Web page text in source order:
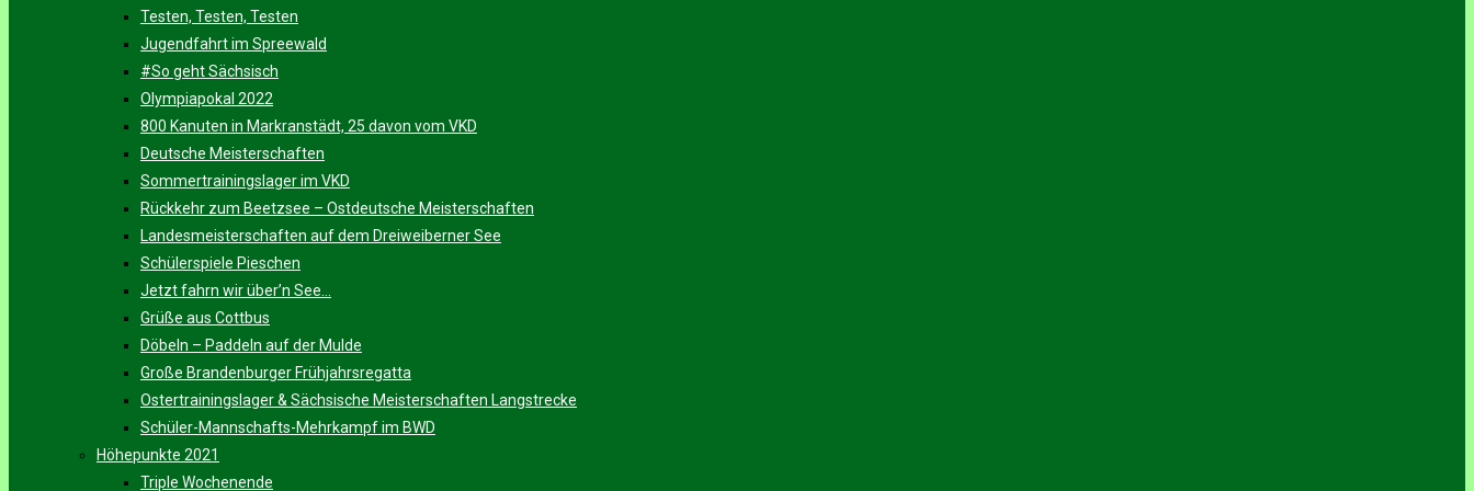
Testen, Testen, Testen
Jugendfahrt im Spreewald
#So geht Sächsisch
Olympiapokal 2022
800 Kanuten in Markranstädt, 25 davon vom VKD
Deutsche Meisterschaften
Sommertrainingslager im VKD
Rückkehr zum Beetzsee – Ostdeutsche Meisterschaften
Landesmeisterschaften auf dem Dreiweiberner See
Schülerspiele Pieschen
Jetzt fahrn wir über’n See…
Grüße aus Cottbus
Döbeln – Paddeln auf der Mulde
Große Brandenburger Frühjahrsregatta
Ostertrainingslager & Sächsische Meisterschaften Langstrecke
Schüler-Mannschafts-Mehrkampf im BWD
Höhepunkte 2021
Triple Wochenende